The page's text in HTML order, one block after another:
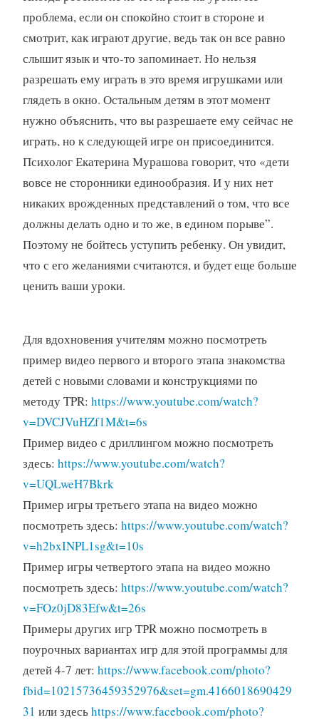
проблема, если он спокойно стоит в стороне и
смотрит, как играют другие, ведь так он все равно
слышит язык и что-то запоминает. Но нельзя
разрешать ему играть в это время игрушками или
глядеть в окно. Остальным детям в этот момент
нужно объяснить, что вы разрешаете ему сейчас не
играть, но к следующей игре он присоединится.
Психолог Екатерина Мурашова говорит, что «дети
вовсе не сторонники единообразия. И у них нет
никаких врожденных представлений о том, что все
должны делать одно и то же, в едином порыве”.
Поэтому не бойтесь уступить ребенку. Он увидит,
что с его желаниями считаются, и будет еще больше
ценить ваши уроки.
Для вдохновения учителям можно посмотреть
пример видео первого и второго этапа знакомства
детей с новыми словами и конструкциями по
методу TPR: https://www.youtube.com/watch?
v=DVCJVuHZf1M&t=6s
Пример видео с дриллингом можно посмотреть
здесь: https://www.youtube.com/watch?
v=UQLweH7Bkrk
Пример игры третьего этапа на видео можно
посмотреть здесь: https://www.youtube.com/watch?
v=h2bxINPL1sg&t=10s
Пример игры четвертого этапа на видео можно
посмотреть здесь: https://www.youtube.com/watch?
v=FOz0jD83Efw&t=26s
Примеры других игр ТРR можно посмотреть в
поурочных вариантах игр для этой программы для
детей 4-7 лет: https://www.facebook.com/photo?
fbid=10215736459352976&set=gm.4166018690429
31 или здесьhttps://www.facebook.com/photo?